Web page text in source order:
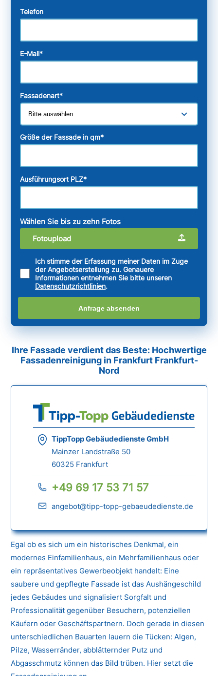
Telefon
E-Mail*
Fassadenart*
Größe der Fassade in qm*
Ausführungsort PLZ*
Wählen Sie bis zu zehn Fotos
Fotoupload
Ich stimme der Erfassung meiner Daten im Zuge
der Angebotserstellung zu. Genauere
Informationen entnehmen Sie bitte unseren
Datenschutzrichtlinien.
Anfrage absenden
Ihre Fassade verdient das Beste: Hochwertige
Fassadenreinigung in Frankfurt Frankfurt-
Nord
TippTopp Gebäudedienste GmbH
Mainzer Landstraße 50
60325 Frankfurt
+49 69 17 53 71 57
angebot@tipp-topp-gebaeudedienste.de
Egal ob es sich um ein historisches Denkmal, ein
modernes Einfamilienhaus, ein Mehrfamilienhaus oder
ein repräsentatives Gewerbeobjekt handelt: Eine
saubere und gepflegte Fassade ist das Aushängeschild
jedes Gebäudes und signalisiert Sorgfalt und
Professionalität gegenüber Besuchern, potenziellen
Käufern oder Geschäftspartnern. Doch gerade in diesen
unterschiedlichen Bauarten lauern die Tücken: Algen,
Pilze, Wasserränder, abblätternder Putz und
Abgasschmutz können das Bild trüben. Hier setzt die